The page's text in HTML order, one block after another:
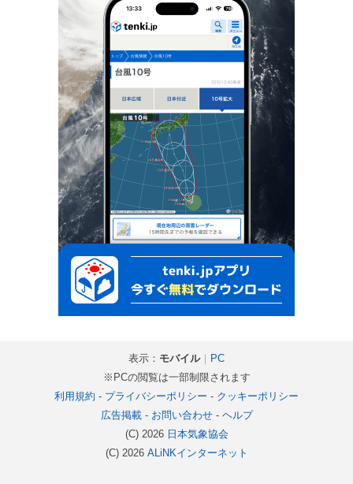
表示： モバイル｜ PC
※PCの閲覧は一部制限されます
利用規約 - プライバシーポリシー - クッキーポリシー
広告掲載- お問い合わせ- ヘルプ
(C) 2026 日本気象協会
(C) 2026 ALiNKインターネット